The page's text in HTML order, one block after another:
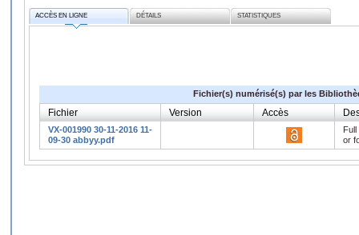
ACCÈS EN LIGNE DÉTAILS STATISTIQUES
Fichier(s) numérisé(s) par les
Fichier Version Accès
VX-001990 30-11-2016 11-
09-30 abbyy.pdf
or